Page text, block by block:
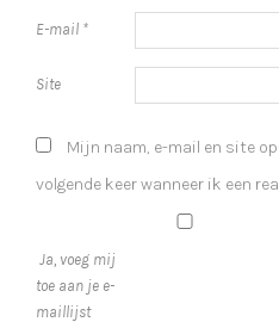
E-mail *
Site
Mijn naam, e-mail en site
volgende keer wanneer ik een
Ja, voeg mij
toe aan je e-
maillijst